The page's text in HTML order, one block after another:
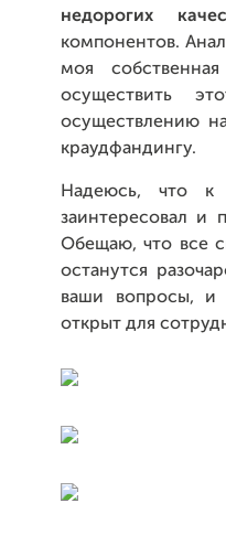
недорогих
компонентов.
моя
осуществить
осуществлению
краудфандингу.
Надеюсь, что
заинтересовал и
Обещаю, что все
останутся
ваши вопросы, и
открыт для